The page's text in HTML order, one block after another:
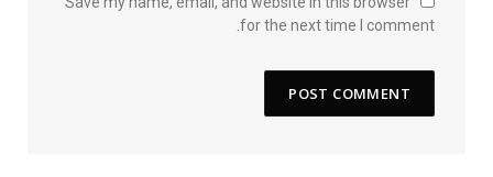
for the next time I comment.